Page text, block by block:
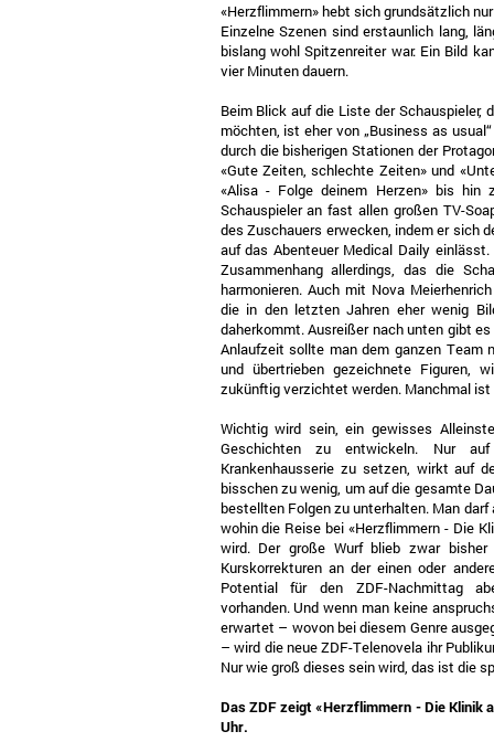
«Herzflimmern» hebt sich grundsätzlich
Einzelne Szenen sind erstaunlich lang,
bislang wohl Spitzenreiter war. Ein Bild
vier Minuten dauern.
Beim Blick auf die Liste der
möchten, ist eher von „Business as
durch die bisherigen Stationen der
«Gute Zeiten, schlechte Zeiten» und
«Alisa - Folge deinem Herzen» bis hin
Schauspieler an fast allen großen TV-
des Zuschauers erwecken, indem er sich
auf das Abenteuer Medical Daily
Zusammenhang allerdings, das die
harmonieren. Auch mit Nova
die in den letzten Jahren eher wenig
daherkommt. Ausreißer nach unten gibt
Anlaufzeit sollte man dem ganzen Team
und übertrieben gezeichnete Figuren,
zukünftig verzichtet werden. Manchmal ist
Wichtig wird sein, ein gewisses
Geschichten zu entwickeln. Nur
Krankenhausserie zu setzen, wirkt auf
bisschen zu wenig, um auf die gesamte
bestellten Folgen zu unterhalten. Man darf
wohin die Reise bei «Herzflimmern - Die
wird. Der große Wurf blieb zwar
Kurskorrekturen an der einen oder
Potential für den ZDF-Nachmittag
vorhanden. Und wenn man keine
erwartet – wovon bei diesem Genre
– wird die neue ZDF-Telenovela ihr
Nur wie groß dieses sein wird, das ist die
Das ZDF zeigt «Herzflimmern - Die Klinik
Uhr.